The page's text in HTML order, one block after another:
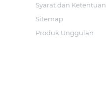
Syarat dan Ketentuan
Sitemap
Produk Unggulan